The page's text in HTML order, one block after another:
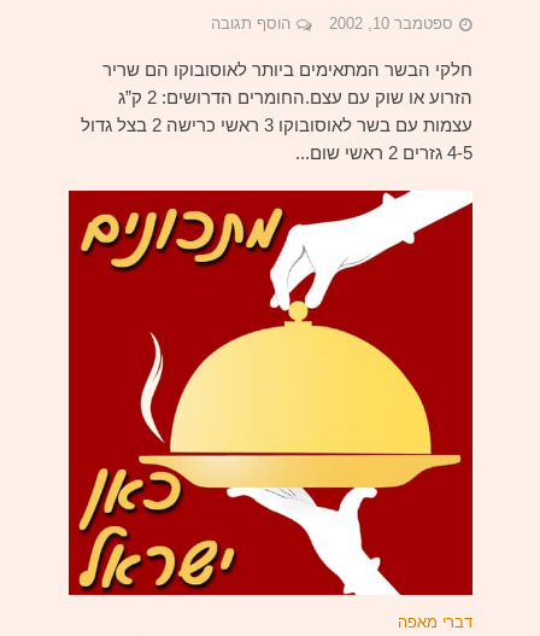
ספטמבר 10, 2002 הוסף תגובה
חלקי הבשר המתאימים ביותר לאוסובוקו הם שריר
הזרוע או שוק עם עצם.החומרים הדרושים: 2 ק”ג
עצמות עם בשר לאוסובוקו 3 ראשי כרישה 2 בצל גדול
4-5 גזרים 2 ראשי שום...
דברי מאפה